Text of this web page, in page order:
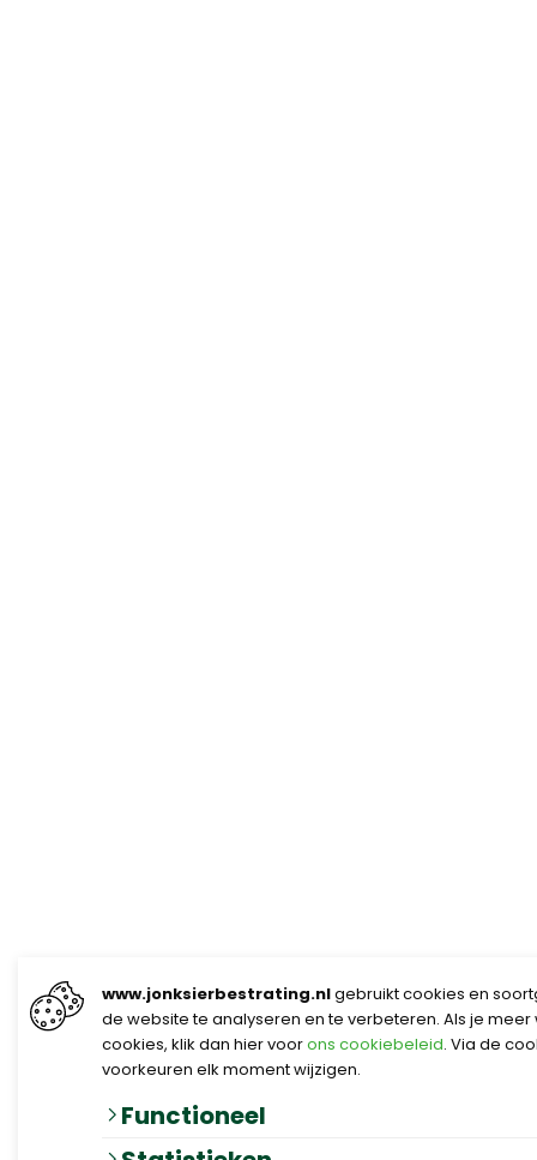
www.jonksierbestrating.nlgebruikt cookies en
de website te analyseren en te verbeteren. Als je
cookies, klik dan hier voorons cookiebeleid. Via de
voorkeuren elk moment wijzigen.
Functioneel